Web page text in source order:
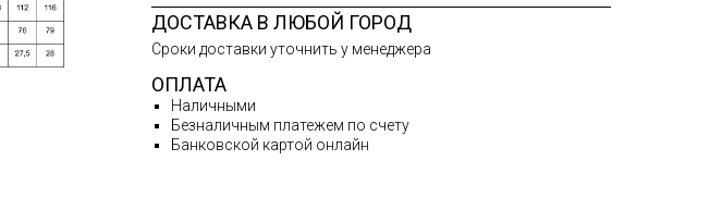
ДОСТАВКА В ЛЮБОЙ ГОРОД
Сроки доставки уточнить у менеджера
ОПЛАТА
Наличными
Безналичным платежем по счету
Банковской картой онлайн